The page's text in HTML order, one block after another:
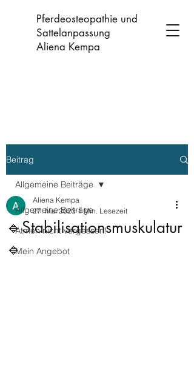
Pferdeosteopathie und
Sattelanpassung
Aliena Kempa
Beitrag
Allgemeine Beiträge
Atmen nicht vergessen!
Mein Angebot
Allgemeine Beiträge
🔹Stabilisationsmuskulatur
🔹
Aliena Kempa
27. Mai 2023 1 Min. Lesezeit